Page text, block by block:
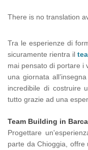
There is no translation
Tra le esperienze di
sicuramente rientra il
mai pensato di portare i
una giornata
incredibile di costruire
tutto grazie ad una
Team Building in
Progettare
parte da Chioggia, offre